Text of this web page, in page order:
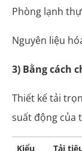
Phòng lạnh
Nguyên liệu
3) Bằng cách
Thiết kế tải
suất động của
Kiểu
Tải